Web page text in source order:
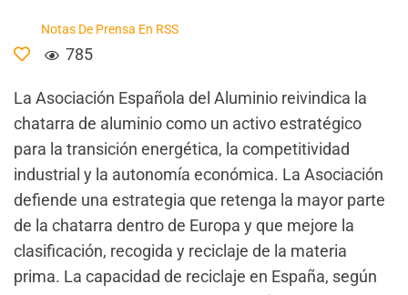
Notas De Prensa En RSS
785
La Asociación Española del Aluminio reivindica la
chatarra de aluminio como un activo estratégico
para la transición energética, la competitividad
industrial y la autonomía económica. La Asociación
defiende una estrategia que retenga la mayor parte
de la chatarra dentro de Europa y que mejore la
clasificación, recogida y reciclaje de la materia
prima. La capacidad de reciclaje en España, según